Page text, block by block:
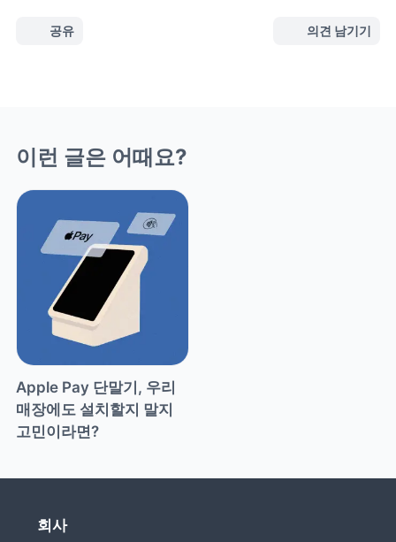
공유 의견 남기기
이런 글은 어때요?
Apple Pay 단말기, 우리
매장에도 설치할지 말지
고민이라면?
회사